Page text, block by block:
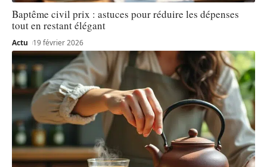
Baptême civil prix : astuces pour réduire les dépenses
tout en restant élégant
Actu 19 février 2026